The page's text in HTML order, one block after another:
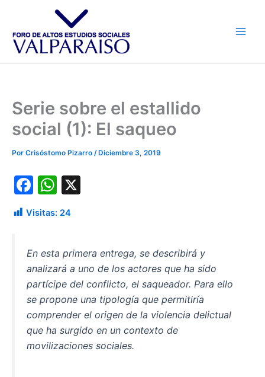
contenido
Serie sobre el estallido
social (1): El saqueo
Por Crisóstomo Pizarro / Diciembre 3, 2019
F
a
c
b
o
o
k
W
h
at
A
p
p
Visitas: 24
En esta primera entrega, se describirá y
analizará a uno de los actores que ha sido
partícipe del conflicto, el saqueador. Para ello
se propone una tipología que permitiría
comprender el origen de la violencia delictual
que ha surgido en un contexto de
movilizaciones sociales.